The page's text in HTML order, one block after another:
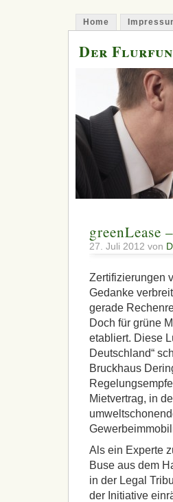
Home
Der
greenLease
27. Juli 2012 von
Zertifizierungen
Gedanke
gerade
Doch für grüne
etabliert. Diese
Deutschland“
Bruckhaus
Mietvertrag, in
Als ein Experte
Buse aus dem
in der Legal
der Initiative